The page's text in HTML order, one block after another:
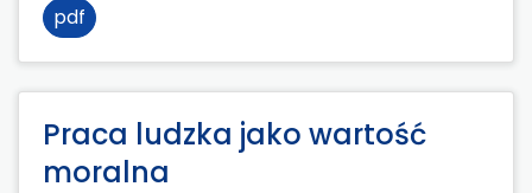
pdf
Praca ludzka jako wartość
moralna